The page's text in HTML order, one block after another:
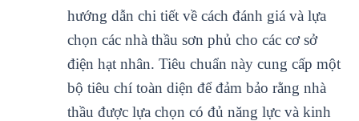
hướng dẫn chi tiết về cách đánh giá và lựa
chọn các nhà thầu sơn phủ cho các cơ sở
điện hạt nhân. Tiêu chuẩn này cung cấp một
bộ tiêu chí toàn diện để đảm bảo rằng nhà
thầu được lựa chọn có đủ năng lực và kinh